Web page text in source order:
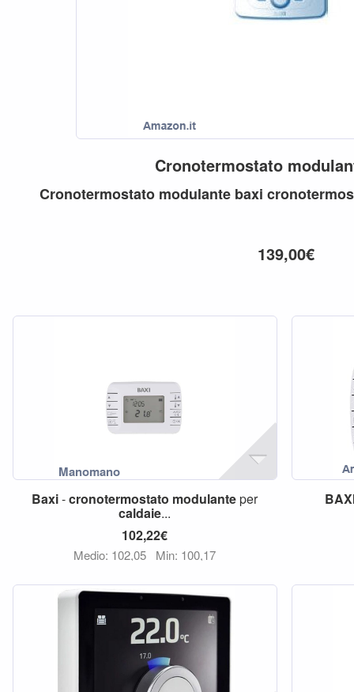
Cronotermostato
Cronotermostato modulante baxi
139,00€
Baxi-cronotermostato modulanteper
caldaie...
102,22€
Medio: 102,05 Min: 100,17